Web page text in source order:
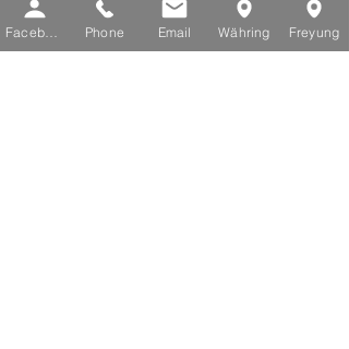
Phone Email Währing Freyung